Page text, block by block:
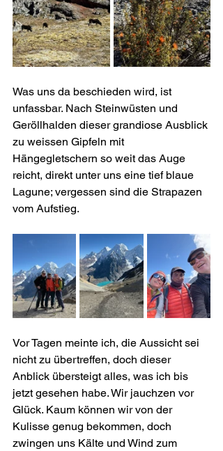
Was uns da beschieden wird, ist
unfassbar. Nach Steinwüsten und
Geröllhalden dieser grandiose Ausblick
zu weissen Gipfeln mit
Hängegletschern so weit das Auge
reicht, direkt unter uns eine tief blaue
Lagune; vergessen sind die Strapazen
vom Aufstieg.
Vor Tagen meinte ich, die Aussicht sei
nicht zu übertreffen, doch dieser
Anblick übersteigt alles, was ich bis
jetzt gesehen habe. Wir jauchzen vor
Glück. Kaum können wir von der
Kulisse genug bekommen, doch
zwingen uns Kälte und Wind zum